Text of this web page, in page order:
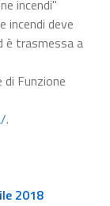
incendi"
incendi deve
è trasmessa a
Funzione
.
2018